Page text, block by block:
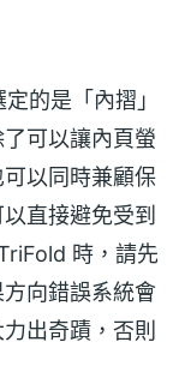
的是「內摺」
可以讓內頁螢
以同時兼顧保
直接避免受到
時，請先
向錯誤系統會
出奇蹟，否則